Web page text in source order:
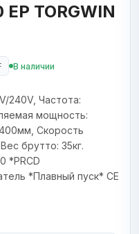
TORGWIN
В наличии
240V, Частота:
мощность:
Скорость
брутто: 35кг.
*PRCD
*Плавный пуск* CE